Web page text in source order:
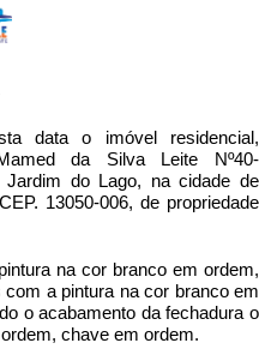
data o imóvel residencial,
da Silva Leite Nº40-
do Lago, na cidade de
13050-006, de propriedade
na cor branco em ordem,
a pintura na cor branco em
o acabamento da fechadura o
chave em ordem.